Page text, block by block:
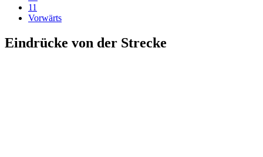
11
Vorwärts
Eindrücke von der Strecke